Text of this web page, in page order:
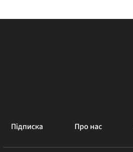
Підписка Про нас